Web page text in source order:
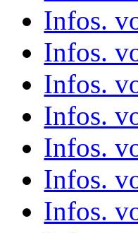
Infos.
Infos.
Infos.
Infos.
Infos.
Infos.
Infos.